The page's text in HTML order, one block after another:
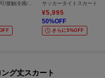
【セットアップ可/接触冷感/遮熱】リラクシーフレアスカート
サッカータイトスカート
¥5,995
50%OFF
さらに5%OFF
グ丈スカート